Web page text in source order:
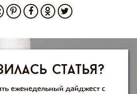
статья?
еженедельный дайджест с